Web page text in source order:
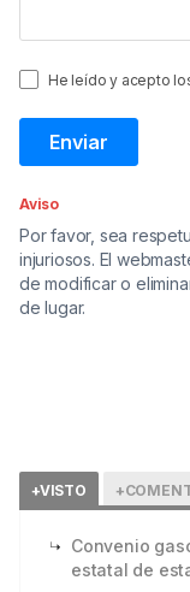
He leído y acepto
Aviso
Por favor, sea
injuriosos. El
de modificar o
de lugar.
+VISTO
Convenio
estatal de